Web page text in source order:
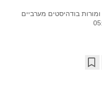
בודהיסטים מערביים